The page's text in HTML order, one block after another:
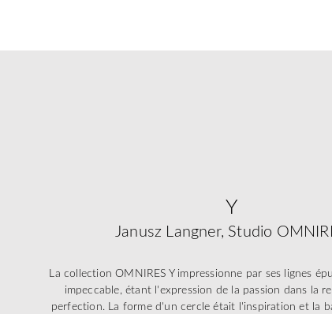
Y
Janusz Langner, Studio
La collection OMNIRES Y impressionne par ses lignes
impeccable, étant l'expression de la passion dans la
perfection. La forme d'un cercle était l'inspiration et la